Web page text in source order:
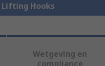
Hooks
Wetgeving en
compliance